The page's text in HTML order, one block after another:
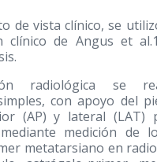
de vista clínico, se
clínico de Angus et
radiológica se
con apoyo del
(AP) y lateral (LAT)
medición de
metatarsiano en